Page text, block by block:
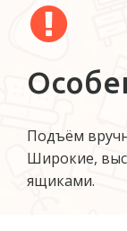
Подъём
Широкие,
ящиками.